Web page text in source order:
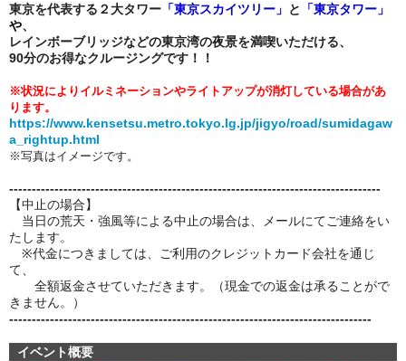
東京を代表する２大タワー 「東京スカイツリー」 と 「東京タワー」
や、
レインボーブリッジなどの東京湾の夜景を満喫いただける、
90分のお得なクルージングです！！
※状況によりイルミネーションやライトアップが消灯している場合があ
ります。
https://www.kensetsu.metro.tokyo.lg.jp/jigyo/road/sumidagaw
a_rightup.html
※写真はイメージです。
----------------------------------------------------------------------------------
【中止の場合】
当日の荒天・強風等による中止の場合は、メールにてご連絡をい
たします。
※代金につきましては、ご利用のクレジットカード会社を通じ
て、
全額返金させていただきます。（現金での返金は承ることがで
きません。）
--------------------------------------------------------------------------------
イベント概要